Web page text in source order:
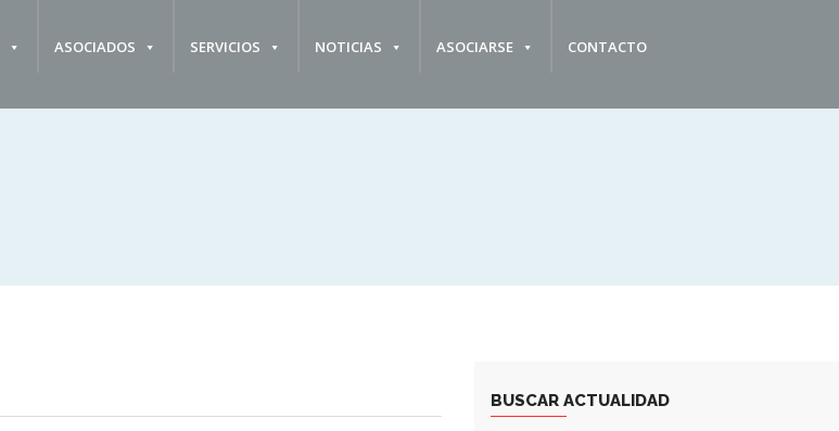
ASOCIADOS SERVICIOS NOTICIAS ASOCIARSE CONTACTO
BUSCAR ACTUALIDAD